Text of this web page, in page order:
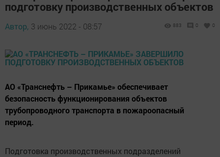
подготовку производственных объектов
Автор, 3 июнь 2022 - 08:57 883 0 0
АО «Транснефть – Прикамье» обеспечивает
безопасность функционирования объектов
трубопроводного транспорта в пожароопасный
период.
Подготовка производственных подразделений